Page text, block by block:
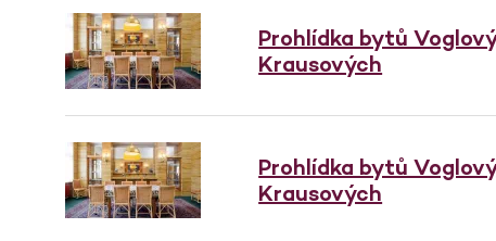
Prohlídka bytů
Krausových
Prohlídka bytů
Krausových